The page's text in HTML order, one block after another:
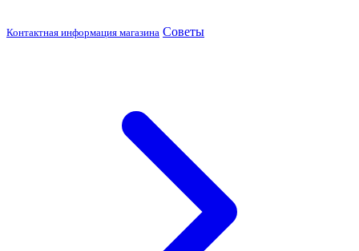
Контактная информация магазина Советы